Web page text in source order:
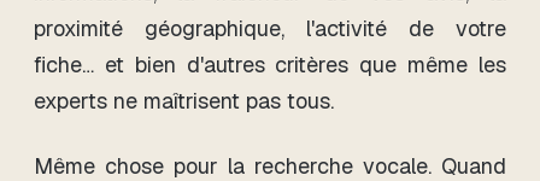
proximité géographique, l'activité de votre
fiche… et bien d'autres critères que même les
experts ne maîtrisent pas tous.
Même chose pour la recherche vocale. Quand